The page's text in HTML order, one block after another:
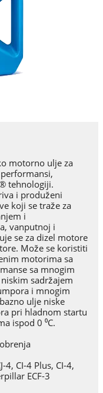
motorno ulje za
tehnologiji.
i produženi
koji se traže za
i
vanputnoj i
se za dizel motore
Može se koristiti
motorima sa
sa mnogim
sadržajem
i mnogim
ulje niske
pri hladnom startu
ispod 0 ⁰C.
4, CI-4 Plus, CI-4,
ECF-3